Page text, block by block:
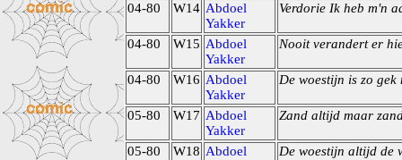
04-80
W14 Abdoel
Yakker
Verdorie Ik heb m'n
04-80 W15 Abdoel
Yakker
Nooit verandert er
04-80 W16 Abdoel
Yakker
De woestijn is zo gek
05-80 W17 Abdoel
Yakker
Zand altijd maar
05-80 W18 Abdoel
De woestijn altijd de